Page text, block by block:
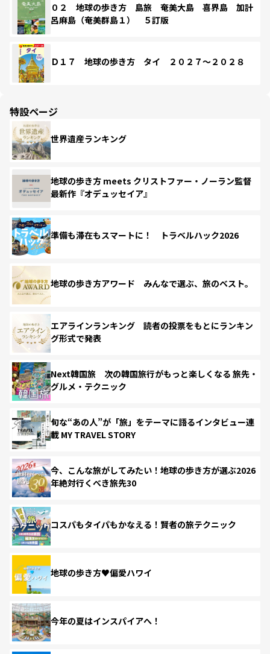
０２ 地球の歩き方 島旅 奄美大島 喜界島 加計
呂麻島（奄美群島１） ５訂版
Ｄ１７ 地球の歩き方 タイ ２０２７～２０２８
特設ページ
世界遺産ランキング
地球の歩き方 meets クリストファー・ノーラン監督
最新作『オデュッセイア』
準備も滞在もスマートに！ トラベルハック2026
地球の歩き方アワード みんなで選ぶ、旅のベスト。
エアラインランキング 読者の投票をもとにランキン
グ形式で発表
Next韓国旅 次の韓国旅行がもっと楽しくなる 旅先・
グルメ・テクニック
旬な“あの人”が「旅」をテーマに語るインタビュー連
載 MY TRAVEL STORY
今、こんな旅がしてみたい！地球の歩き方が選ぶ2026
年絶対行くべき旅先30
コスパもタイパもかなえる！賢者の旅テクニック
地球の歩き方♥偏愛ハワイ
今年の夏はインスパイアへ！